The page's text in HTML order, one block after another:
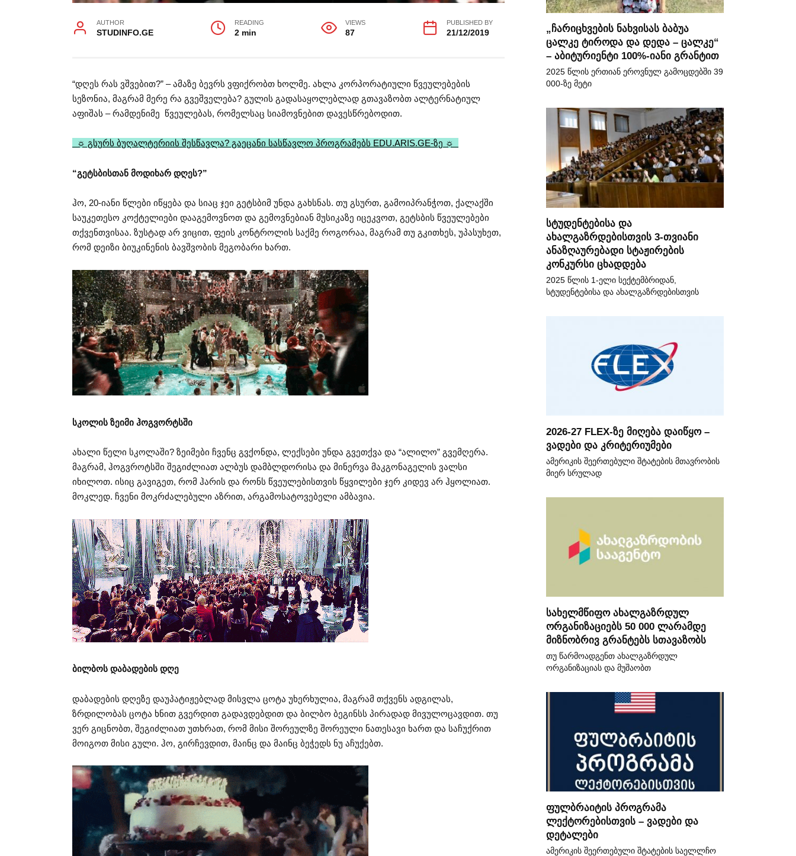
AUTHOR
STUDINFO.GE
READING
2 min
VIEWS
87
PUBLISHED BY
21/12/2019
“დღეს რას ვშვებით?” – ამაზე ბევრს ვფიქრობთ ხოლმე. ახლა კორპორატიული წვეულებების
სეზონია, მაგრამ მერე რა გვეშველება? გულის გადასაყოლებლად გთავაზობთ ალტერნატიულ
აფიშას – რამდენიმე წვეულებას, რომელსაც სიამოვნებით დავესწრებოდით.
☼ გსურს ბუღალტერიის შესწავლა? გაეცანი სასწავლო პროგრამებს EDU.ARIS.GE-ზე ☼
“გეტსბისთან მოდიხარ დღეს?”
ჰო, 20-იანი წლები იწყება და სიაც ჯეი გეტსბიმ უნდა გახსნას. თუ გსურთ, გამოიპრანჭოთ, ქალაქში
საუკეთესო კოქტელიები დააგემოვნოთ და გემოვნებიან მუსიკაზე იცეკვოთ, გეტსბის წვეულებები
თქვენთვისაა. ზუსტად არ ვიცით, ფეის კონტროლის საქმე როგორაა, მაგრამ თუ გკითხეს, უპასუხეთ,
რომ დეიზი ბიუკინენის ბავშვობის მეგობარი ხართ.
სკოლის ზეიმი ჰოგვორტსში
ახალი წელი სკოლაში? ზეიმები ჩვენც გვქონდა, ლექსები უნდა გვეთქვა და “ალილო” გვემღერა.
მაგრამ, ჰოგვროტსში შეგიძლიათ ალბუს დამბლდორისა და მინერვა მაკგონაგელის ვალსი
იხილოთ. ისიც გავიგეთ, რომ ჰარის და რონს წვეულებისთვის წყვილები ჯერ კიდევ არ ჰყოლიათ.
მოკლედ. ჩვენი მოკრძალებული აზრით, არგამოსატოვებელი ამბავია.
ბილბოს დაბადების დღე
დაბადების დღეზე დაუპატიჟებლად მისვლა ცოტა უხერხულია, მაგრამ თქვენს ადგილას,
ზრდილობას ცოტა ხნით გვერდით გადავდებდით და ბილბო ბეგინსს პირადად მივულოცავდით. თუ
ვერ გიცნობთ, შეგიძლიათ უთხრათ, რომ მისი შორეულზე შორეული ნათესავი ხართ და საჩუქრით
მოიგოთ მისი გული. ჰო, გირჩევდით, მაინც და მაინც ბეჭედს ნუ აჩუქებთ.
„ჩარიცხვების ნახვისას ბაბუა
ცალკე ტიროდა და დედა – ცალკე“
– აბიტურიენტი 100%-იანი გრანტით
2025 წლის ერთიან ეროვნულ გამოცდებში 39
000-ზე მეტი
სტუდენტებისა და
ახალგაზრდებისთვის 3-თვიანი
ანაზღაურებადი სტაჟირების
კონკურსი ცხადდება
2025 წლის 1-ელი სექტემბრიდან,
სტუდენტებისა და ახალგაზრდებისთვის
2026-27 FLEX-ზე მიღება დაიწყო –
ვადები და კრიტერიუმები
ამერიკის შეერთებული შტატების მთავრობის
მიერ სრულად
სახელმწიფო ახალგაზრდულ
ორგანიზაციებს 50 000 ლარამდე
მიზნობრივ გრანტებს სთავაზობს
თუ წარმოადგენთ ახალგაზრდულ
ორგანიზაციას და მუშაობთ
ფულბრაიტის პროგრამა
ლექტორებისთვის – ვადები და
დეტალები
ამერიკის შეერთებული შტატების საელლჩო